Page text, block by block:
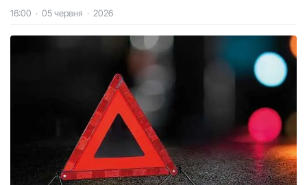
16:00 · 05 червня · 2026